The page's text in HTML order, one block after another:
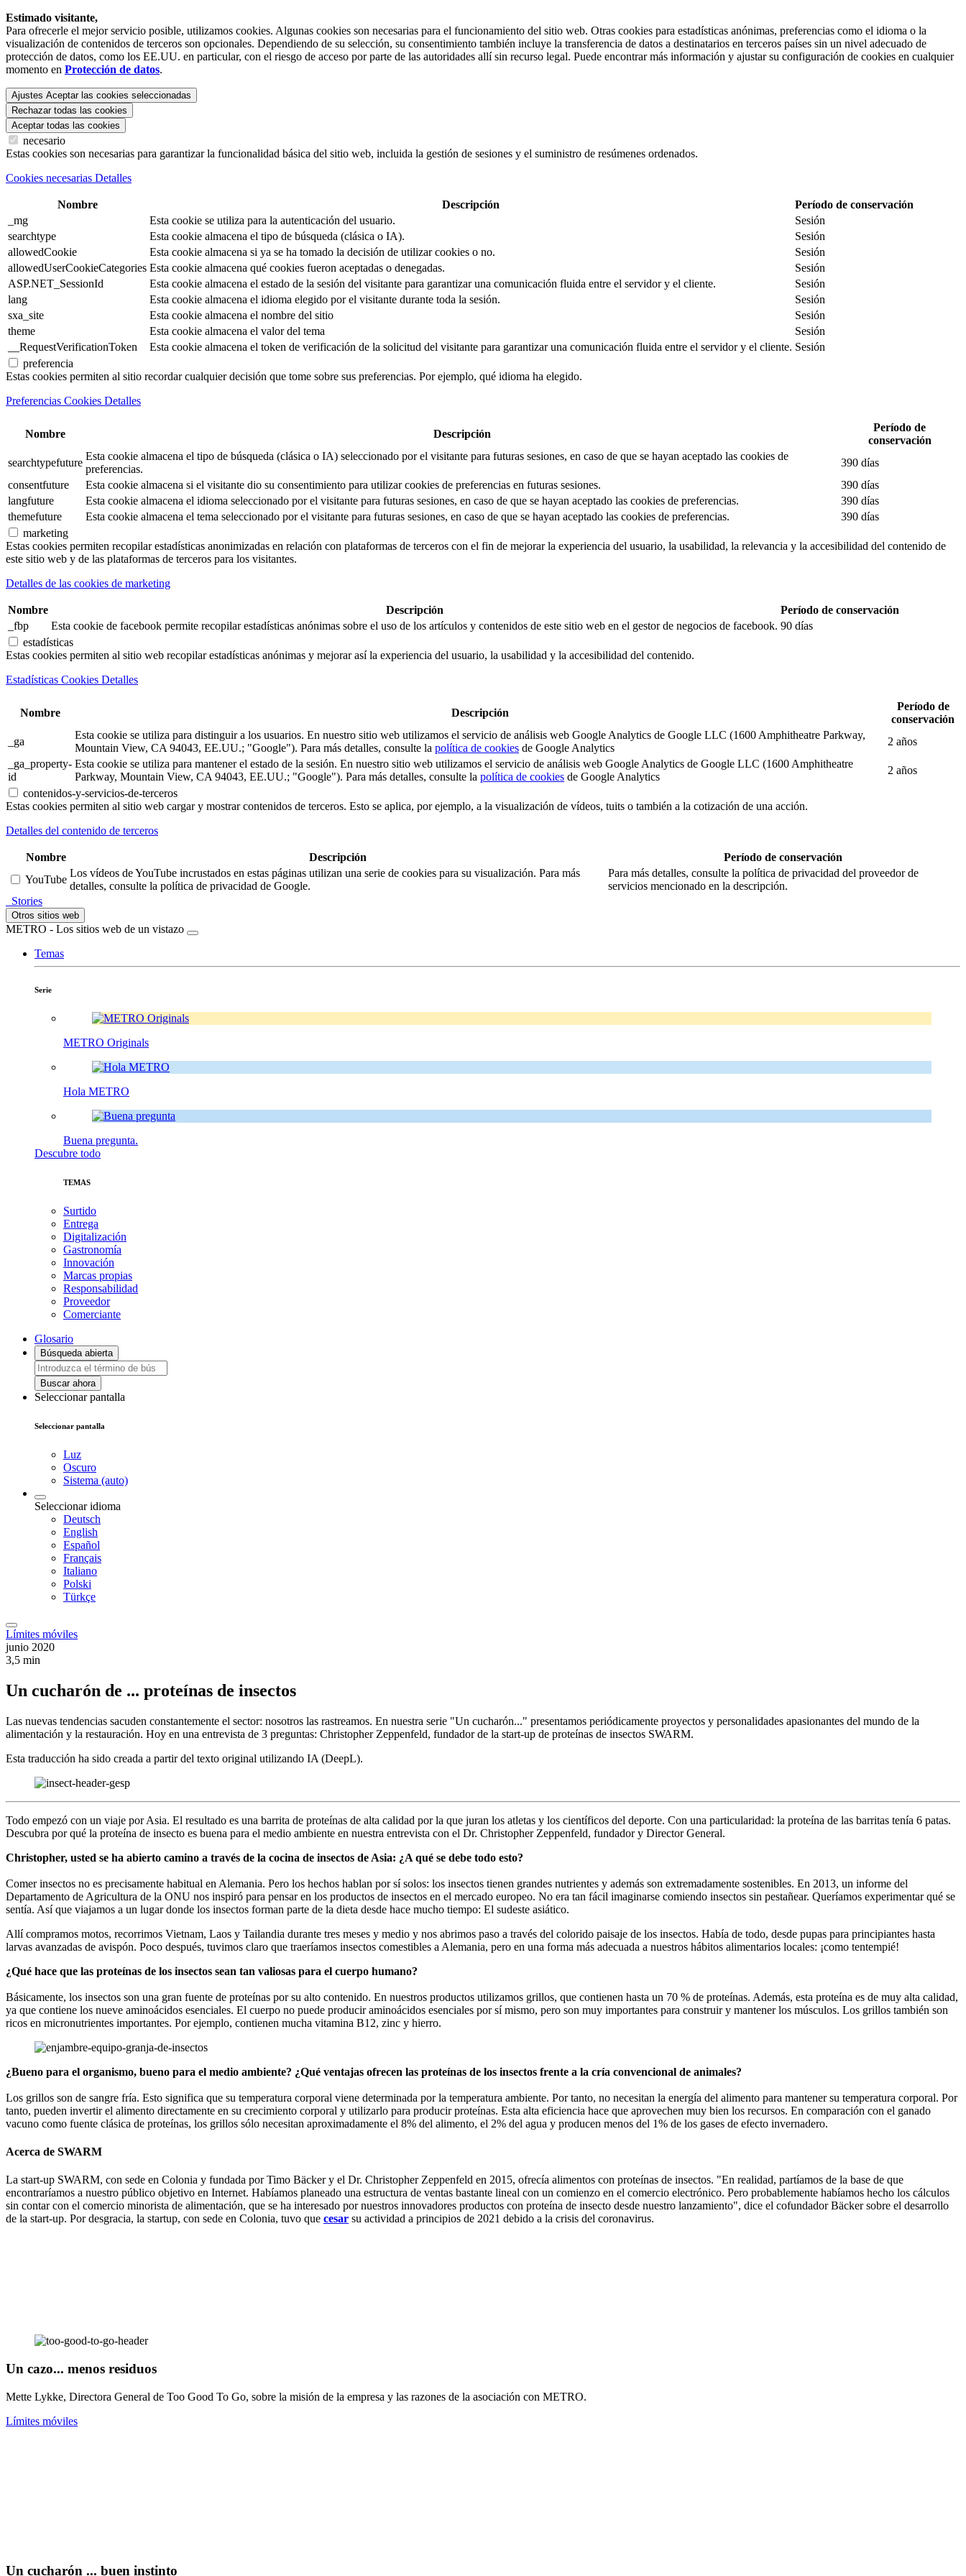
Estimado visitante,
Para ofrecerle el mejor servicio posible, utilizamos cookies. Algunas cookies son necesarias para el funcionamiento del sitio web. Otras cookies para estadísticas anónimas, preferencias como el idioma o la
visualización de contenidos de terceros son opcionales. Dependiendo de su selección, su consentimiento también incluye la transferencia de datos a destinatarios en terceros países sin un nivel adecuado de
protección de datos, como los EE.UU. en particular, con el riesgo de acceso por parte de las autoridades allí sin recurso legal. Puede encontrar más información y ajustar su configuración de cookies en cualquier
momento en Protección de datos.
Ajustes Aceptar las cookies seleccionadas
Rechazar todas las cookies
Aceptar todas las cookies
necesario
Estas cookies son necesarias para garantizar la funcionalidad básica del sitio web, incluida la gestión de sesiones y el suministro de resúmenes ordenados.
Cookies necesarias Detalles
Nombre Descripción
Período de conservación
_mg
Esta cookie se utiliza para la autenticación del usuario.
Sesión
searchtype
Esta cookie almacena el tipo de búsqueda (clásica o IA).
Sesión
allowedCookie
Esta cookie almacena si ya se ha tomado la decisión de utilizar cookies o no.
Sesión
allowedUserCookieCategories Esta cookie almacena qué cookies fueron aceptadas o denegadas.
Sesión
ASP.NET_SessionId
Esta cookie almacena el estado de la sesión del visitante para garantizar una comunicación fluida entre el servidor y el cliente.
Sesión
lang
Esta cookie almacena el idioma elegido por el visitante durante toda la sesión.
Sesión
sxa_site
Esta cookie almacena el nombre del sitio
Sesión
theme
Esta cookie almacena el valor del tema
Sesión
__RequestVerificationToken
Esta cookie almacena el token de verificación de la solicitud del visitante para garantizar una comunicación fluida entre el servidor y el cliente. Sesión
preferencia
Estas cookies permiten al sitio recordar cualquier decisión que tome sobre sus preferencias. Por ejemplo, qué idioma ha elegido.
Preferencias Cookies Detalles
Nombre Descripción
Período de
conservación
searchtypefuture
Esta cookie almacena el tipo de búsqueda (clásica o IA) seleccionado por el visitante para futuras sesiones, en caso de que se hayan aceptado las cookies de
preferencias.
390 días
consentfuture
Esta cookie almacena si el visitante dio su consentimiento para utilizar cookies de preferencias en futuras sesiones.
390 días
langfuture
Esta cookie almacena el idioma seleccionado por el visitante para futuras sesiones, en caso de que se hayan aceptado las cookies de preferencias.
390 días
themefuture
Esta cookie almacena el tema seleccionado por el visitante para futuras sesiones, en caso de que se hayan aceptado las cookies de preferencias.
390 días
marketing
Estas cookies permiten recopilar estadísticas anonimizadas en relación con plataformas de terceros con el fin de mejorar la experiencia del usuario, la usabilidad, la relevancia y la accesibilidad del contenido de
este sitio web y de las plataformas de terceros para los visitantes.
Detalles de las cookies de marketing
Nombre Descripción
Período de conservación
_fbp
Esta cookie de facebook permite recopilar estadísticas anónimas sobre el uso de los artículos y contenidos de este sitio web en el gestor de negocios de facebook. 90 días
estadísticas
Estas cookies permiten al sitio web recopilar estadísticas anónimas y mejorar así la experiencia del usuario, la usabilidad y la accesibilidad del contenido.
Estadísticas Cookies Detalles
Nombre Descripción
Período de
conservación
_ga
Esta cookie se utiliza para distinguir a los usuarios. En nuestro sitio web utilizamos el servicio de análisis web Google Analytics de Google LLC (1600 Amphitheatre Parkway,
Mountain View, CA 94043, EE.UU.; "Google"). Para más detalles, consulte la política de cookies de Google Analytics
2 años
_ga_property-
id
Esta cookie se utiliza para mantener el estado de la sesión. En nuestro sitio web utilizamos el servicio de análisis web Google Analytics de Google LLC (1600 Amphitheatre
Parkway, Mountain View, CA 94043, EE.UU.; "Google"). Para más detalles, consulte la política de cookies de Google Analytics
2 años
contenidos-y-servicios-de-terceros
Estas cookies permiten al sitio web cargar y mostrar contenidos de terceros. Esto se aplica, por ejemplo, a la visualización de vídeos, tuits o también a la cotización de una acción.
Detalles del contenido de terceros
Nombre Descripción
Período de conservación
YouTube
Los vídeos de YouTube incrustados en estas páginas utilizan una serie de cookies para su visualización. Para más
detalles, consulte la política de privacidad de Google.
Para más detalles, consulte la política de privacidad del proveedor de
servicios mencionado en la descripción.
Stories
Otros sitios web
METRO - Los sitios web de un vistazo
Temas
Serie
METRO Originals
Hola METRO
Buena pregunta.
Descubre todo
TEMAS
Surtido
Entrega
Digitalización
Gastronomía
Innovación
Marcas propias
Responsabilidad
Proveedor
Comerciante
Glosario
Búsqueda abierta
Buscar ahora
Seleccionar pantalla
Seleccionar pantalla
Luz
Oscuro
Sistema (auto)
Seleccionar idioma
Deutsch
English
Español
Français
Italiano
Polski
Türkçe
Límites móviles
junio 2020
3,5 min
Un cucharón de ... proteínas de insectos
Las nuevas tendencias sacuden constantemente el sector: nosotros las rastreamos. En nuestra serie "Un cucharón..." presentamos periódicamente proyectos y personalidades apasionantes del mundo de la
alimentación y la restauración. Hoy en una entrevista de 3 preguntas: Christopher Zeppenfeld, fundador de la start-up de proteínas de insectos SWARM.
Esta traducción ha sido creada a partir del texto original utilizando IA (DeepL).
Todo empezó con un viaje por Asia. El resultado es una barrita de proteínas de alta calidad por la que juran los atletas y los científicos del deporte. Con una particularidad: la proteína de las barritas tenía 6 patas.
Descubra por qué la proteína de insecto es buena para el medio ambiente en nuestra entrevista con el Dr. Christopher Zeppenfeld, fundador y Director General.
Christopher, usted se ha abierto camino a través de la cocina de insectos de Asia: ¿A qué se debe todo esto?
Comer insectos no es precisamente habitual en Alemania. Pero los hechos hablan por sí solos: los insectos tienen grandes nutrientes y además son extremadamente sostenibles. En 2013, un informe del
Departamento de Agricultura de la ONU nos inspiró para pensar en los productos de insectos en el mercado europeo. No era tan fácil imaginarse comiendo insectos sin pestañear. Queríamos experimentar qué se
sentía. Así que viajamos a un lugar donde los insectos forman parte de la dieta desde hace mucho tiempo: El sudeste asiático.
Allí compramos motos, recorrimos Vietnam, Laos y Tailandia durante tres meses y medio y nos abrimos paso a través del colorido paisaje de los insectos. Había de todo, desde pupas para principiantes hasta
larvas avanzadas de avispón. Poco después, tuvimos claro que traeríamos insectos comestibles a Alemania, pero en una forma más adecuada a nuestros hábitos alimentarios locales: ¡como tentempié!
¿Qué hace que las proteínas de los insectos sean tan valiosas para el cuerpo humano?
Básicamente, los insectos son una gran fuente de proteínas por su alto contenido. En nuestros productos utilizamos grillos, que contienen hasta un 70 % de proteínas. Además, esta proteína es de muy alta calidad,
ya que contiene los nueve aminoácidos esenciales. El cuerpo no puede producir aminoácidos esenciales por sí mismo, pero son muy importantes para construir y mantener los músculos. Los grillos también son
ricos en micronutrientes importantes. Por ejemplo, contienen mucha vitamina B12, zinc y hierro.
¿Bueno para el organismo, bueno para el medio ambiente? ¿Qué ventajas ofrecen las proteínas de los insectos frente a la cría convencional de animales?
Los grillos son de sangre fría. Esto significa que su temperatura corporal viene determinada por la temperatura ambiente. Por tanto, no necesitan la energía del alimento para mantener su temperatura corporal. Por
tanto, pueden invertir el alimento directamente en su crecimiento corporal y utilizarlo para producir proteínas. Esta alta eficiencia hace que aprovechen muy bien los recursos. En comparación con el ganado
vacuno como fuente clásica de proteínas, los grillos sólo necesitan aproximadamente el 8% del alimento, el 2% del agua y producen menos del 1% de los gases de efecto invernadero.
Acerca de SWARM
La start-up SWARM, con sede en Colonia y fundada por Timo Bäcker y el Dr. Christopher Zeppenfeld en 2015, ofrecía alimentos con proteínas de insectos. "En realidad, partíamos de la base de que
encontraríamos a nuestro público objetivo en Internet. Habíamos planeado una estructura de ventas bastante lineal con un comienzo en el comercio electrónico. Pero probablemente habíamos hecho los cálculos
sin contar con el comercio minorista de alimentación, que se ha interesado por nuestros innovadores productos con proteína de insecto desde nuestro lanzamiento", dice el cofundador Bäcker sobre el desarrollo
de la start-up. Por desgracia, la startup, con sede en Colonia, tuvo que cesar su actividad a principios de 2021 debido a la crisis del coronavirus.
Un cazo... menos residuos
Mette Lykke, Directora General de Too Good To Go, sobre la misión de la empresa y las razones de la asociación con METRO.
Límites móviles
Un cucharón ... buen instinto